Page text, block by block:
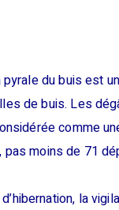
du buis est
de buis. Les
comme
moins de 71
la